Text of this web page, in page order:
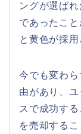
ングが選ば
であったこ
と黄色が採用
今でも変わ
由があり、
スで成功す
を売却するこ